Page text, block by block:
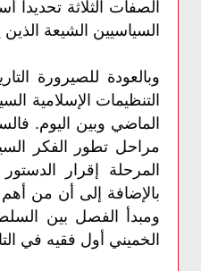
الصفات الثلاثة
السياسيين الشيعة
وبالعودة للصيرورة
التنظيمات الإسلامية
الماضي وبين اليوم.
مراحل تطور الفكر
المرحلة إقرار
بالإضافة إلى أن من
ومبدأ الفصل بين
الخميني أول فقيه في